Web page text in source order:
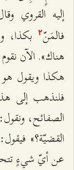
إليه القروي
فالمَنّ٢بكذا،
هناك». الآن
هكذا ويقول
فلنذهب إلى
الصفائح،
القضيّة؟»
عن أيّ شيءٍ